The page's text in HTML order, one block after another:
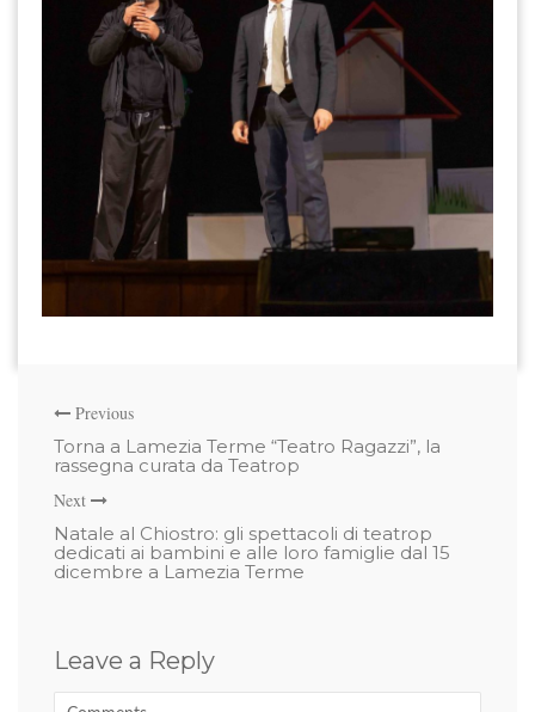
Previous
Torna a Lamezia Terme “Teatro Ragazzi”, la
rassegna curata da Teatrop
Next
Natale al Chiostro: gli spettacoli di teatrop
dedicati ai bambini e alle loro famiglie dal 15
dicembre a Lamezia Terme
Leave a Reply